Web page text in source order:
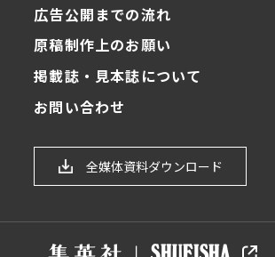
広告公開までの流れ
原稿制作上のお願い
掲載誌・見本誌について
お問い合わせ
全媒体資料ダウンロード